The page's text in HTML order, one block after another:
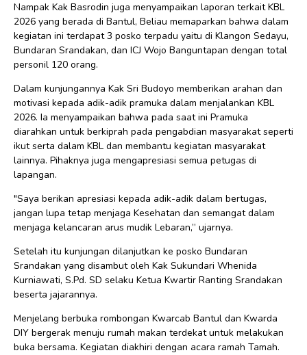
Nampak Kak Basrodin juga menyampaikan laporan terkait KBL
2026 yang berada di Bantul, Beliau memaparkan bahwa dalam
kegiatan ini terdapat 3 posko terpadu yaitu di Klangon Sedayu,
Bundaran Srandakan, dan ICJ Wojo Banguntapan dengan total
personil 120 orang.
Dalam kunjungannya Kak Sri Budoyo memberikan arahan dan
motivasi kepada adik-adik pramuka dalam menjalankan KBL
2026. Ia menyampaikan bahwa pada saat ini Pramuka
diarahkan untuk berkiprah pada pengabdian masyarakat seperti
ikut serta dalam KBL dan membantu kegiatan masyarakat
lainnya. Pihaknya juga mengapresiasi semua petugas di
lapangan.
"Saya berikan apresiasi kepada adik-adik dalam bertugas,
jangan lupa tetap menjaga Kesehatan dan semangat dalam
menjaga kelancaran arus mudik Lebaran,” ujarnya.
Setelah itu kunjungan dilanjutkan ke posko Bundaran
Srandakan yang disambut oleh Kak Sukundari Whenida
Kurniawati, S.Pd. SD selaku Ketua Kwartir Ranting Srandakan
beserta jajarannya.
Menjelang berbuka rombongan Kwarcab Bantul dan Kwarda
DIY bergerak menuju rumah makan terdekat untuk melakukan
buka bersama. Kegiatan diakhiri dengan acara ramah Tamah.